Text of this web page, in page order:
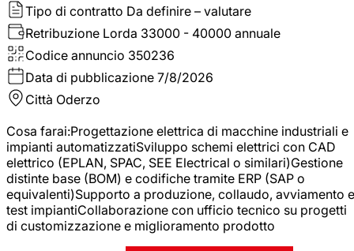
Tipo di contratto Da definire – valutare
Retribuzione Lorda 33000 - 40000 annuale
Codice annuncio 350236
Data di pubblicazione 7/8/2026
Città Oderzo
Cosa farai:Progettazione elettrica di macchine industriali e
impianti automatizzatiSviluppo schemi elettrici con CAD
elettrico (EPLAN, SPAC, SEE Electrical o similari)Gestione
distinte base (BOM) e codifiche tramite ERP (SAP o
equivalenti)Supporto a produzione, collaudo, avviamento e
test impiantiCollaborazione con ufficio tecnico su progetti
di customizzazione e miglioramento prodotto